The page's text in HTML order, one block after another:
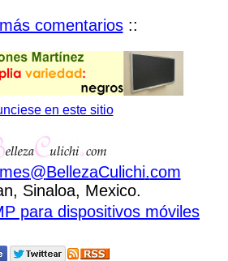
comentarios::
en este sitio
@BellezaCulichi.com
Sinaloa, Mexico.
para dispositivos móviles